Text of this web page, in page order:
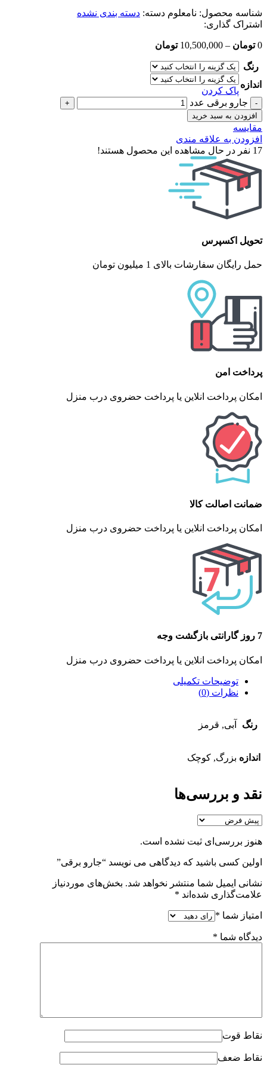
شناسه محصول: نامعلوم دسته: دسته بندی نشده
اشتراک گذاری:
0 تومان –
10,500,000 تومان
رنگ
اندازه
پاک کردن
جارو برقی عدد
افزودن به سبد خرید
مقایسه
افزودن به علاقه مندی
17 نفر در حال مشاهده این محصول هستند!
تحویل اکسپرس
حمل رایگان سفارشات بالای 1 میلیون تومان
پرداخت امن
امکان پرداخت انلاین یا پرداخت حضروی درب منزل
ضمانت اصالت کالا
امکان پرداخت انلاین یا پرداخت حضروی درب منزل
7 روز گارانتی بازگشت وجه
امکان پرداخت انلاین یا پرداخت حضروی درب منزل
توضیحات تکمیلی
نظرات (0)
رنگ آبی, قرمز
اندازه بزرگ, کوچک
نقد و بررسی‌ها
هنوز بررسی‌ای ثبت نشده است.
اولین کسی باشید که دیدگاهی می نویسد “جارو برقی”
نشانی ایمیل شما منتشر نخواهد شد. بخش‌های موردنیاز
علامت‌گذاری شده‌اند *
امتیاز شما *
دیدگاه شما *
نقاط قوت
نقاط ضعف